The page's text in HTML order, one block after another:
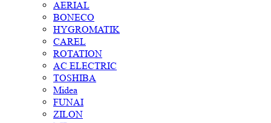
AERIAL
BONECO
HYGROMATIK
CAREL
ROTATION
AC ELECTRIC
TOSHIBA
Midea
FUNAI
ZILON